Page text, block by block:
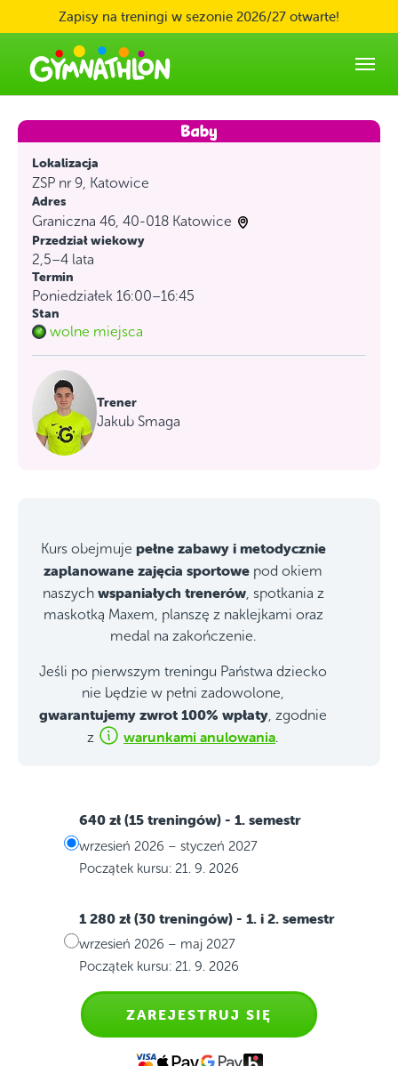
Skip to main content
Zapisy na treningi w sezonie 2026/27 otwarte!
Lokalizacja
ZSP nr 9, Katowice
Adres
Graniczna 46, 40-018 Katowice
Przedział wiekowy
2,5–4 lata
Termin
Poniedziałek 16:00–16:45
Stan
wolne miejsca
Trener
Jakub Smaga
Kurs obejmuje pełne zabawy i metodycznie
zaplanowane zajęcia sportowe pod okiem
naszych wspaniałych trenerów, spotkania z
maskotką Maxem, planszę z naklejkami oraz
medal na zakończenie.
Jeśli po pierwszym treningu Państwa dziecko
nie będzie w pełni zadowolone,
gwarantujemy zwrot 100% wpłaty , zgodnie
z
warunkami anulowania.
640 zł (15 treningów) - 1. semestr
wrzesień 2026 – styczeń 2027
Początek kursu: 21. 9. 2026
1 280 zł (30 treningów) - 1. i 2. semestr
wrzesień 2026 – maj 2027
Początek kursu: 21. 9. 2026
ZAREJESTRUJ SIĘ